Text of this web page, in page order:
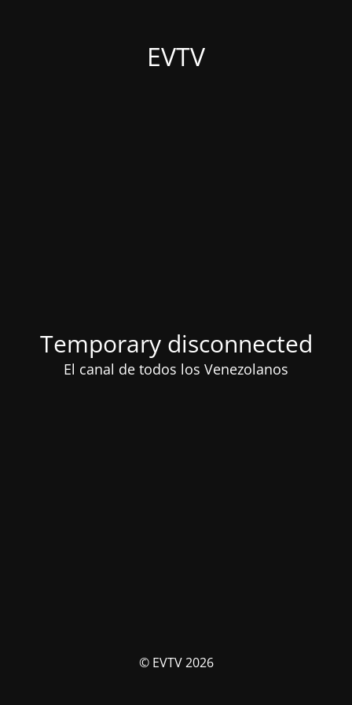
EVTV
Temporary disconnected
El canal de todos los Venezolanos
© EVTV 2026